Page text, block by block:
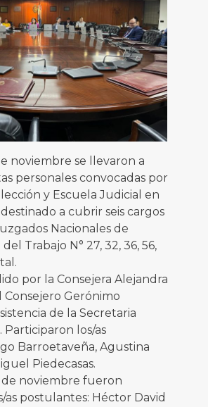
noviembre se llevaron a
personales convocadas por
y Escuela Judicial en
a cubrir seis cargos
Nacionales de
Trabajo N° 27, 32, 36, 56,
por la Consejera Alejandra
Gerónimo
de la Secretaria
Participaron los/as
Barroetaveña, Agustina
Piedecasas.
de noviembre fueron
as postulantes: Héctor David